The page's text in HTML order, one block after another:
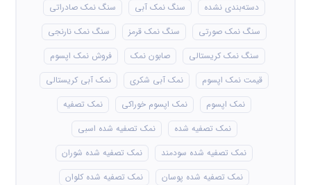
دسته‌بندی نشده
سنگ نمک آبی
سنگ نمک صادراتی
سنگ نمک صورتی
سنگ نمک قرمز
سنگ نمک نارنجی
سنگ نمک کریستالی
صابون نمک
فروش نمک اپسوم
قیمت نمک اپسوم
نمک آبی شکری
نمک آبی کریستالی
نمک اپسوم
نمک اپسوم خوراکی
نمک تصفیه
نمک تصفیه شده
نمک تصفیه شده اسبی
نمک تصفیه شده سودمند
نمک تصفیه شده شوران
نمک تصفیه شده پوسان
نمک تصفیه شده کلوان